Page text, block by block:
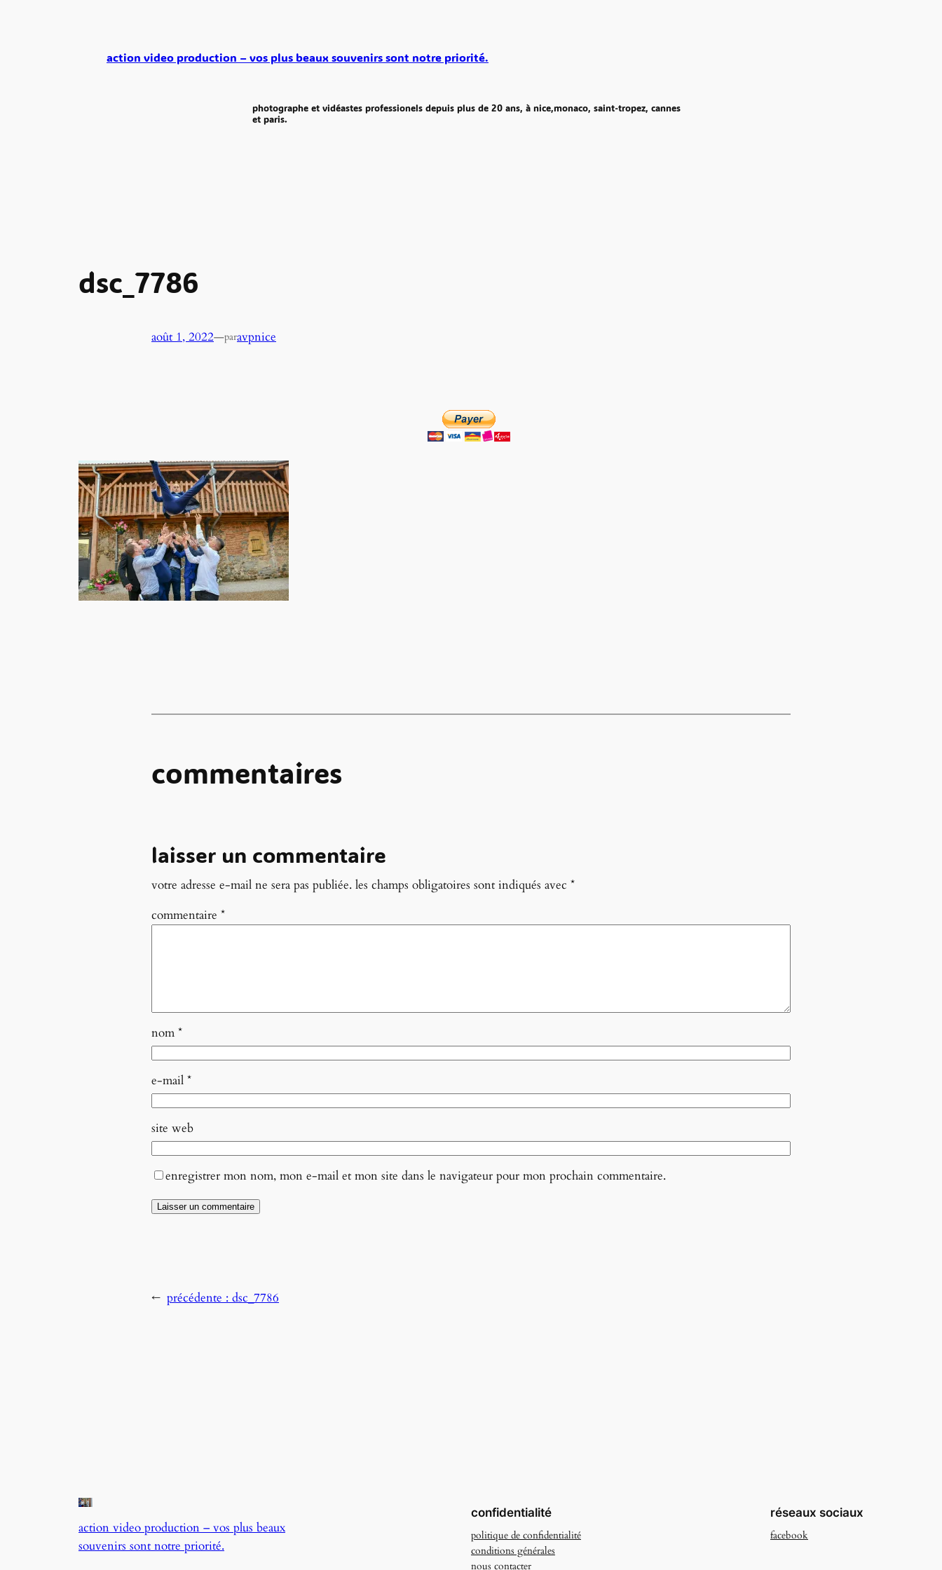
action video production – vos plus beaux souvenirs sont notre priorité.
photographe et vidéastes professionels depuis plus de 20 ans, à nice,monaco, saint-tropez, cannes
et paris.
dsc_7786
août 1, 2022—paravpnice
commentaires
laisser un commentaire
votre adresse e-mail ne sera pas publiée. les champs obligatoires sont indiqués avec *
commentaire *
nom *
e-mail *
site web
enregistrer mon nom, mon e-mail et mon site dans le navigateur pour mon prochain commentaire.
← précédente : dsc_7786
action video production – vos plus beaux
souvenirs sont notre priorité.
confidentialité
politique de confidentialité
conditions générales
nous contacter
réseaux sociaux
facebook